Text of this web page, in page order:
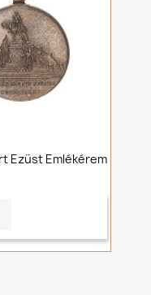
Ezüst Emlékérem